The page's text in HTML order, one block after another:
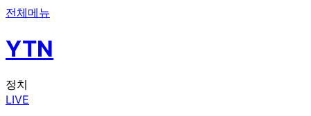
전체메뉴
YTN
정치
LIVE